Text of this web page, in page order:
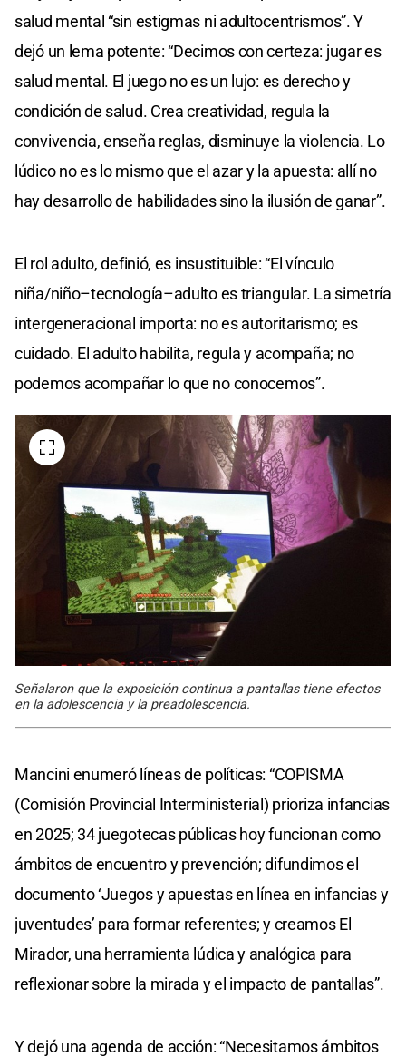
salud mental “sin estigmas ni adultocentrismos”. Y
dejó un lema potente: “Decimos con certeza: jugar es
salud mental. El juego no es un lujo: es derecho y
condición de salud. Crea creatividad, regula la
convivencia, enseña reglas, disminuye la violencia. Lo
lúdico no es lo mismo que el azar y la apuesta: allí no
hay desarrollo de habilidades sino la ilusión de ganar”.
El rol adulto, definió, es insustituible: “El vínculo
niña/niño–tecnología–adulto es triangular. La simetría
intergeneracional importa: no es autoritarismo; es
cuidado. El adulto habilita, regula y acompaña; no
podemos acompañar lo que no conocemos”.
Señalaron que la exposición continua a pantallas tiene efectos
en la adolescencia y la preadolescencia.
Mancini enumeró líneas de políticas: “COPISMA
(Comisión Provincial Interministerial) prioriza infancias
en 2025; 34 juegotecas públicas hoy funcionan como
ámbitos de encuentro y prevención; difundimos el
documento ‘Juegos y apuestas en línea en infancias y
juventudes’ para formar referentes; y creamos El
Mirador, una herramienta lúdica y analógica para
reflexionar sobre la mirada y el impacto de pantallas”.
Y dejó una agenda de acción: “Necesitamos ámbitos